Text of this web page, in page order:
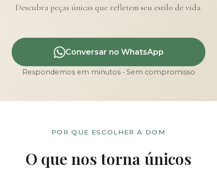
Descubra peças únicas que refletem seu estilo de vida.
Conversar no WhatsApp
Respondemos em minutos • Sem compromisso
POR QUE ESCOLHER A DOM
O que nos torna únicos